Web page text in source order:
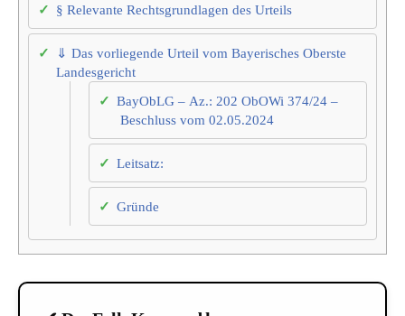
§ Relevante Rechtsgrundlagen des Urteils
⇓ Das vorliegende Urteil vom Bayerisches Oberste
Landesgericht
BayObLG – Az.: 202 ObOWi 374/24 –
Beschluss vom 02.05.2024
Leitsatz:
Gründe